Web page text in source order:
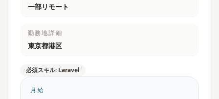
一部リモート
勤務地詳細
東京都港区
必須スキル: Laravel
月給